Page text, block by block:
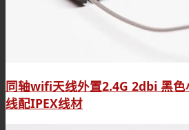
同轴wifi天线外置2.4G 2dbi 黑色
线配IPEX线材